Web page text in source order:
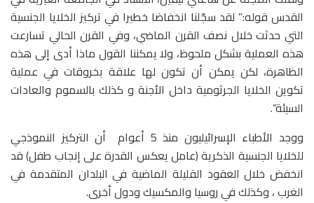
القدس قوله:” لقد سجّلنا انخفاضا خطيرا في تركيز الخلايا الجنسية
التي حدثت خلال نصف القرن الماضي، وفي القرن الحالي تسارعت
هذه العملية بشكل ملحوظ، ولا يمكننا القول ماذا أدى إلى هذه
الظاهرة، لكن يمكن أن تكون لها علاقة بخروقات في عملية
تكوين الخلايا الجرثومية داخل الأجنة و كذلك بالسموم والعادات
السيئة”.
ووجد الأطباء الإسرائيليون منذ 5 أعوام أن التركيز النموذجي
للخلايا الجنسية الذكرية (عامل يعكس القدرة على إنجاب طفل) قد
انخفض خلال العقود القليلة الماضية في البلدان المتقدمة في
الغرب ، وكذلك في روسيا والمكسيك ودول أخرى.